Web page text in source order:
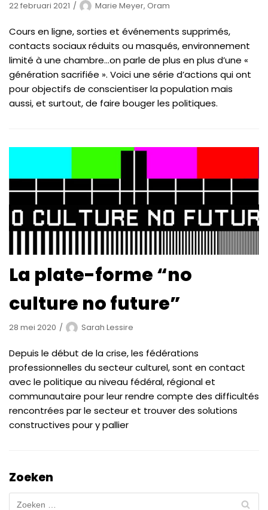
22 februari 2021 Marie Meyer, Oram
Cours en ligne, sorties et événements supprimés,
contacts sociaux réduits ou masqués, environnement
limité à une chambre…on parle de plus en plus d’une «
génération sacrifiée ». Voici une série d’actions qui ont
pour objectifs de conscientiser la population mais
aussi, et surtout, de faire bouger les politiques.
La plate-forme “no
culture no future”
28 mei 2020 Sarah Lessire
Depuis le début de la crise, les fédérations
professionnelles du secteur culturel, sont en contact
avec le politique au niveau fédéral, régional et
communautaire pour leur rendre compte des difficultés
rencontrées par le secteur et trouver des solutions
constructives pour y pallier
Zoeken